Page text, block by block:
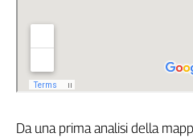
Progress
nel
Da una prima analisi della